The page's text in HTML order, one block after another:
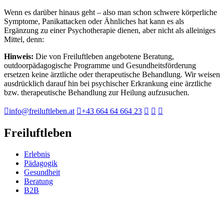
Wenn es darüber hinaus geht – also man schon schwere körperliche
Symptome, Panikattacken oder Ähnliches hat kann es als
Ergänzung zu einer Psychotherapie dienen, aber nicht als alleiniges
Mittel, denn:
Hinweis: Die von Freiluftleben angebotene Beratung,
outdoorpädagogische Programme und Gesundheitsförderung
ersetzen keine ärztliche oder therapeutische Behandlung. Wir weisen
ausdrücklich darauf hin bei psychischer Erkrankung eine ärztliche
bzw. therapeutische Behandlung zur Heilung aufzusuchen.
info@freiluftleben.at +43 664 64 664 23
Freiluftleben
Erlebnis
Pädagogik
Gesundheit
Beratung
B2B